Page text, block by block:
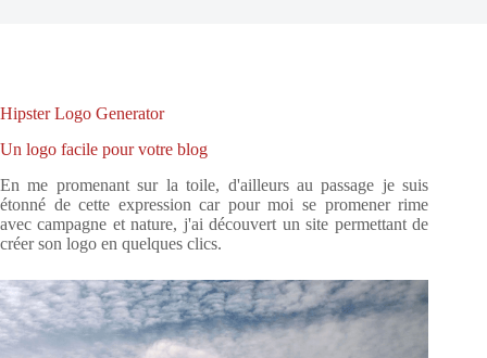
Hipster Logo Generator
Un logo facile pour votre blog
En me promenant sur la toile, d'ailleurs au passage je suis
étonné de cette expression car pour moi se promener rime
avec campagne et nature, j'ai découvert un site permettant de
créer son logo en quelques clics.